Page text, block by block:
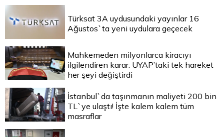
Türksat 3A uydusundaki yayınlar 16
Ağustos`ta yeni uydulara geçecek
Mahkemeden milyonlarca kiracıyı
ilgilendiren karar: UYAP’taki tek hareket
her şeyi değiştirdi
İstanbul`da taşınmanın maliyeti 200 bin
TL`ye ulaştı! İşte kalem kalem tüm
masraflar